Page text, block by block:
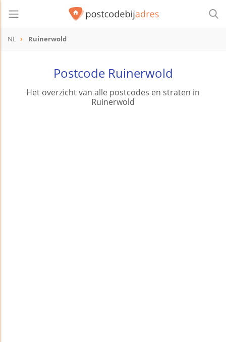
NL Ruinerwold
Postcode Ruinerwold
Het overzicht van alle postcodes en straten in
Ruinerwold